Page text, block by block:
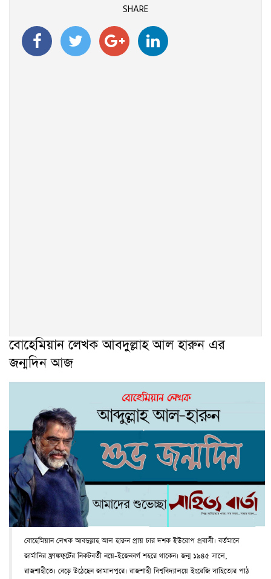
SHARE
বোহেমিয়ান লেখক আবদুল্লাহ আল হারুন এর
জন্মদিন আজ
বোহেমিয়ান লেখক আবদুল্লাহ আল হারুন প্রায় চার দশক ইউরোপ প্রবাসী। বর্তমানে
জার্মানির ফ্রাঙ্কফুর্টের নিকটবর্তী নয়ে-ইজেনবর্গ শহরে থাকেন। জন্ম ১৯৪৫ সালে,
রাজশাহীতে। বেড়ে উঠেছেন জামালপুরে। রাজশাহী বিশ্ববিদ্যালয়ে ইংরেজি সাহিত্যের পাঠ